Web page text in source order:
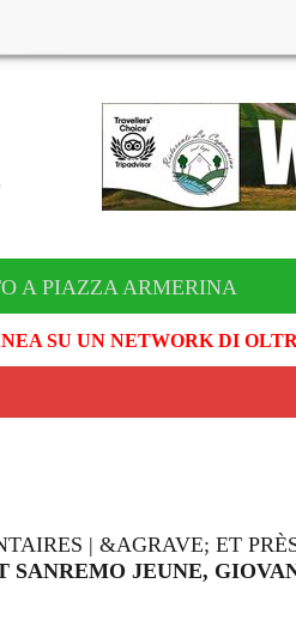
A PIAZZA ARMERINA
SU UN NETWORK DI
| &AGRAVE; ET
SANREMO JEUNE,